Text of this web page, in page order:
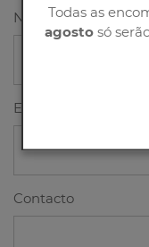
Nome
Email
Contacto
Todas as
agostosó